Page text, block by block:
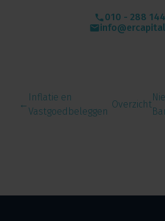
010 - 288
←
Inflatie en
Vastgoedbeleggen
Overzicht